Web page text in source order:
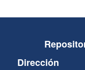
Dirección